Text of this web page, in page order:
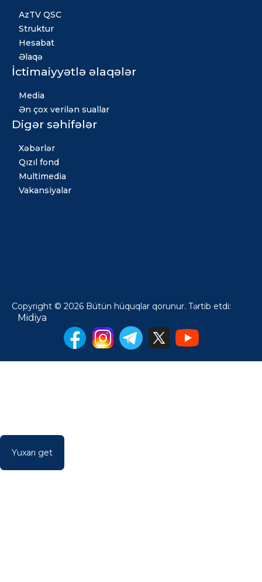
AzTV QSC
Struktur
Hesabat
Əlaqə
İctimaiyyətlə əlaqələr
Media
Ən çox verilən suallar
Digər səhifələr
Xəbərlər
Qızıl fond
Multimedia
Vakansiyalar
Copyright © 2026 Bütün hüquqlar qorunur. Tərtib etdi:
Midiya
Yuxarı get